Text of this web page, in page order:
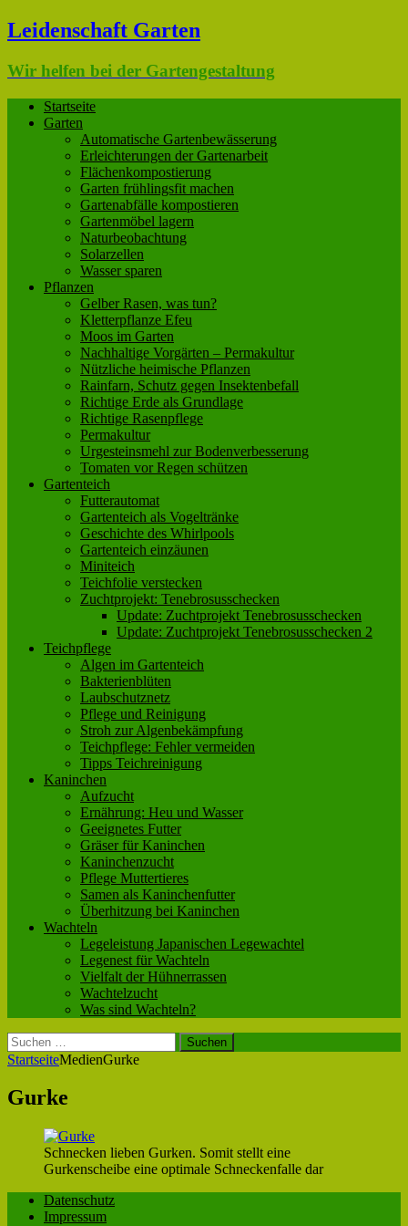
Leidenschaft Garten
Wir helfen bei der Gartengestaltung
Startseite
Garten
Automatische Gartenbewässerung
Erleichterungen der Gartenarbeit
Flächenkompostierung
Garten frühlingsfit machen
Gartenabfälle kompostieren
Gartenmöbel lagern
Naturbeobachtung
Solarzellen
Wasser sparen
Pflanzen
Gelber Rasen, was tun?
Kletterpflanze Efeu
Moos im Garten
Nachhaltige Vorgärten – Permakultur
Nützliche heimische Pflanzen
Rainfarn, Schutz gegen Insektenbefall
Richtige Erde als Grundlage
Richtige Rasenpflege
Permakultur
Urgesteinsmehl zur Bodenverbesserung
Tomaten vor Regen schützen
Gartenteich
Futterautomat
Gartenteich als Vogeltränke
Geschichte des Whirlpools
Gartenteich einzäunen
Miniteich
Teichfolie verstecken
Zuchtprojekt: Tenebrosusschecken
Update: Zuchtprojekt Tenebrosusschecken
Update: Zuchtprojekt Tenebrosusschecken 2
Teichpflege
Algen im Gartenteich
Bakterienblüten
Laubschutznetz
Pflege und Reinigung
Stroh zur Algenbekämpfung
Teichpflege: Fehler vermeiden
Tipps Teichreinigung
Kaninchen
Aufzucht
Ernährung: Heu und Wasser
Geeignetes Futter
Gräser für Kaninchen
Kaninchenzucht
Pflege Muttertieres
Samen als Kaninchenfutter
Überhitzung bei Kaninchen
Wachteln
Legeleistung Japanischen Legewachtel
Legenest für Wachteln
Vielfalt der Hühnerrassen
Wachtelzucht
Was sind Wachteln?
Suchen
nach:
StartseiteMedienGurke
Gurke
Schnecken lieben Gurken. Somit stellt eine
Gurkenscheibe eine optimale Schneckenfalle dar
Datenschutz
Impressum